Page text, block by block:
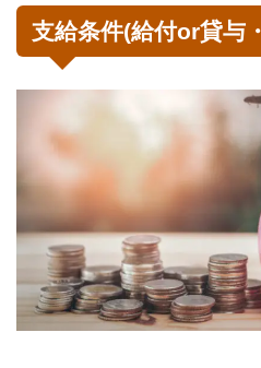
支給条件(給付or貸与